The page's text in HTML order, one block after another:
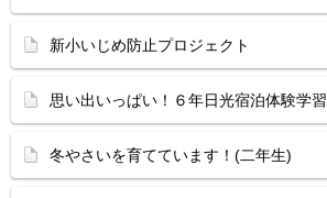
新小いじめ防止プロジェクト
思い出いっぱい！６年日光宿泊体験学習
冬やさいを育てています！(二年生)